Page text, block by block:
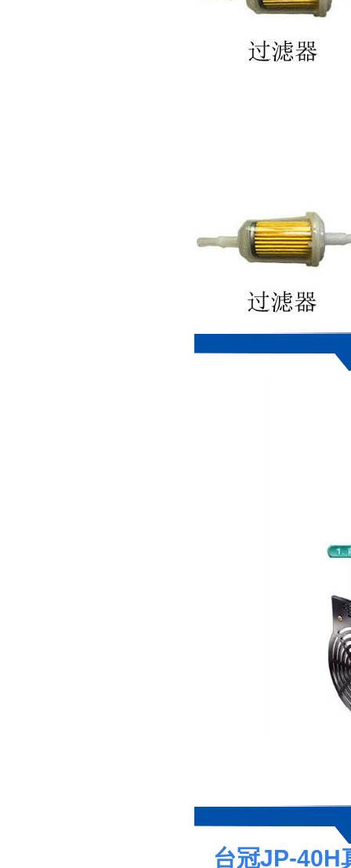
台冠JP-40H